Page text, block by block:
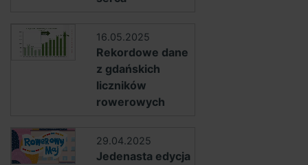
16.05.2025
Rekordowe dane
z gdańskich
liczników
rowerowych
29.04.2025
Jedenasta edycja